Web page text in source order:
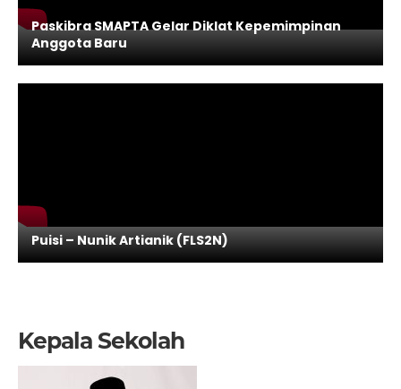
Paskibra SMAPTA Gelar Diklat Kepemimpinan
Anggota Baru
Puisi – Nunik Artianik (FLS2N)
Kepala Sekolah